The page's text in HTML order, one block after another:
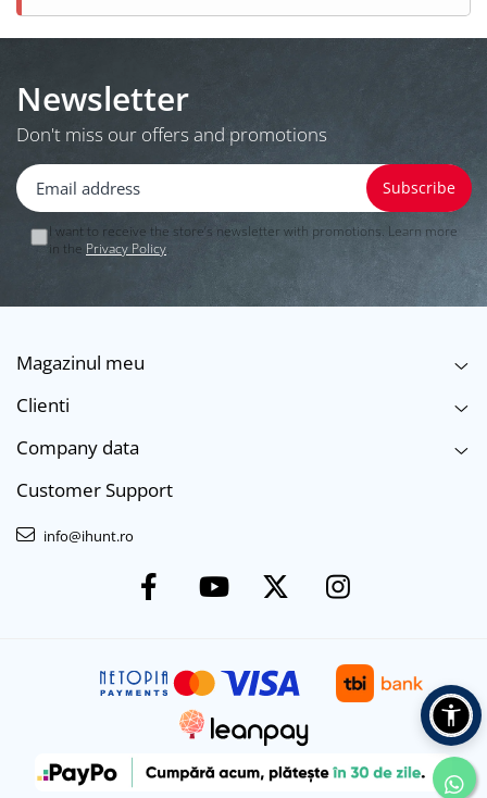
Newsletter
Don't miss our offers and promotions
I want to receive the store’s newsletter with promotions. Learn more
in the Privacy Policy.
Magazinul meu
Clienti
Company data
Customer Support
info@ihunt.ro